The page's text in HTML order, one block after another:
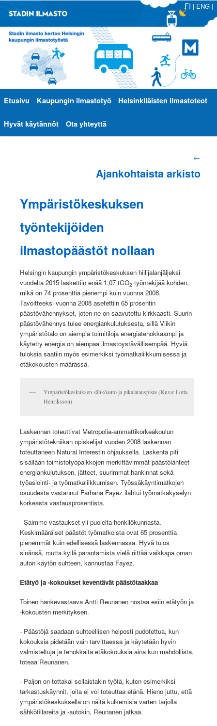
FI | ENG|
Päävalikko
Siirry
sisältöön
Siirry
toissijaiseen
Etusivu Kaupungin ilmastotyö Helsinkiläisten ilmastoteot
Hyvät käytännöt Ota yhteyttä
selaus
←
Ajankohtaista arkisto
Ympäristökeskuksen
työntekijöiden
ilmastopäästöt nollaan
Helsingin kaupungin ympäristökeskuksen hiilijalanjäljeksi
vuodelta 2015 laskettiin enää 1,07 tCO2 työntekijää kohden,
mikä on 74 prosenttia pienempi kuin vuonna 2008.
Tavoitteeksi vuonna 2008 asetettiin 65 prosentin
päästövähennykset, joten ne on saavutettu kirkkaasti. Suurin
päästövähennys tulee energiankulutuksesta, sillä Viikin
ympäristötalo on aiempia toimitiloja energiatehokkaampi ja
käytetty energia on aiempaa ilmastoystävällisempää. Hyviä
tuloksia saatiin myös esimerkiksi työmatkaliikkumisessa ja
etäkokousten määrässä.
Ympäristökeskuksen sähköauto ja pikalatauspiste (Kuva: Lotta
Henriksson)
Laskennan toteuttivat Metropolia-ammattikorkeakoulun
ympäristötekniikan opiskelijat vuoden 2008 laskennan
toteuttaneen Natural Interestin ohjauksella. Laskenta piti
sisällään toimistotyöpaikkojen merkittävimmät päästölähteet
energiankulutuksen, jätteet, suurimmat hankinnat sekä
työasiointi- ja työmatkaliikkumisen. Työssäkäyntimatkojen
osuudesta vastannut Farhana Fayez ilahtui työmatkakyselyn
korkeasta vastausprosentista.
- Saimme vastaukset yli puolelta henkilökunnasta.
Keskimääräiset päästöt työmatkoista ovat 65 prosenttia
pienemmät kuin edellisessä laskennassa. Hyvä tulos
sinänsä, mutta kyllä parantamista vielä riittää vaikkapa oman
auton käytön suhteen, kannustaa Fayez.
Etätyö ja -kokoukset keventävät päästötaakkaa
Toinen hankevastaava Antti Reunanen nostaa esiin etätyön ja
-kokousten merkityksen.
- Päästöjä saadaan suhteellisen helposti pudotettua, kun
kokouksia pidetään vain tarvittaessa ja käytetään hyvin
valmisteltuja ja tehokkaita etäkokouksia aina kun mahdollista,
toteaa Reunanen.
- Paljon on tottakai sellaistakin työtä, kuten esimerkiksi
tarkastuskäynnit, joita ei voi toteuttaa etänä. Hieno juttu, että
ympäristökeskuksella on näitä kulkemisia varten tarjolla
sähköfillareita ja -autokin, Reunanen jatkaa.